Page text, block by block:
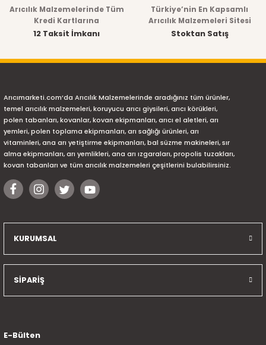
Arıcılık Malzemelerinde Tüm
Kredi Kartlarına
12 Taksit İmkanı
Türkiye’nin En Kapsamlı
Arıcılık Malzemeleri Sitesi
Stoktan Satış
Arıcımarketi.com’da Arıcılık Malzemelerinde aradığınız tüm ürünler,
temel arıcılık malzemeleri, koruyucu arıcı giysileri, arıcı körükleri,
polen tabanları, kovanlar, kovan ekipmanları, arıcı el aletleri, arı
yemleri, polen toplama ekipmanları, arı sağlığı ürünleri, arı
vitaminleri, ana arı yetiştirme ekipmanları, bal süzme makineleri, sır
alma ekipmanları, arı yemlikleri, ana arı ızgaraları, propolis tuzakları,
kovan tabanları ve tüm arıcılık malzemeleri çeşitlerini bulabilirsiniz.
KURUMSAL
SİPARİŞ
E-Bülten